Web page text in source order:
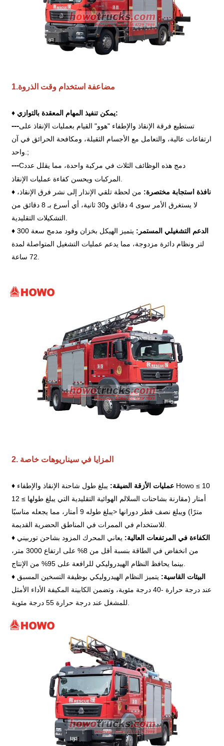
1.مضاعفة استخدام وقت الذروة
♦ يمكن تنفيذ المهام المعقدة بالتوازي:
---تستطيع فرقة الإنقاذ والإطفاء "هوو" القيام بعمليات الإنقاذ على
ارتفاعات عالية، والتعامل مع الأجسام الثقيلة، ومكافحة الحرائق في آن
;
---Cدمج هذه الوظائف الثلاث في مركبة واحدة، مما يقلل عدد
♦ نافذة استجابة مختصرة: من لحظة تلقي الإنذار إلى نشر فرق الإنقاذ،
لا يستغرق الأمر سوى 4 دقائق و30 ثانية، أي أسرع بـ 8 دقائق من
♦ الدعم التشغيلي المستمر:
يتميز الهيكل بخزان وقود مدمج سعة 300
لتر ونظام دائرة مزدوجة، مما يدعم عمليات التشغيل المتواصلة لمدة
2. المزايا في سيناريوهات خاصة
♦ عمليات الأزقة الضيقة: يبلغ طول شاحنة الإنقاذ والإطفاء Howo ≤ 10
أمتار (مقارنة بشاحنات السلالم الهوائية التقليدية التي يبلغ طولها ≥ 12
مترًا) ويبلغ نصف قطر دورانها <يبلغ طوله 9 أمتار، مما يجعله مناسبًا
للاستخدام في الممرات في المناطق الحضرية القديمة.
♦
الكفاءة في المرتفعات العالية: يعاني المحرك المزود بشاحن توربيني
من انخفاض في الطاقة بنسبة أقل من 8% على ارتفاع 3000 متر،
بينما يحافظ النظام الهيدروليكي للرافعة على 95% من الإنتاج.
♦
البيئات القاسية: يتميز النظام الهيدروليكي بوظيفة التسخين المسبق
عند درجة حرارة -40 درجة مئوية، وتضمن الكابينة المكيفة الأداء الأمثل
للمشغل عند درجة حرارة 55 درجة مئوية.